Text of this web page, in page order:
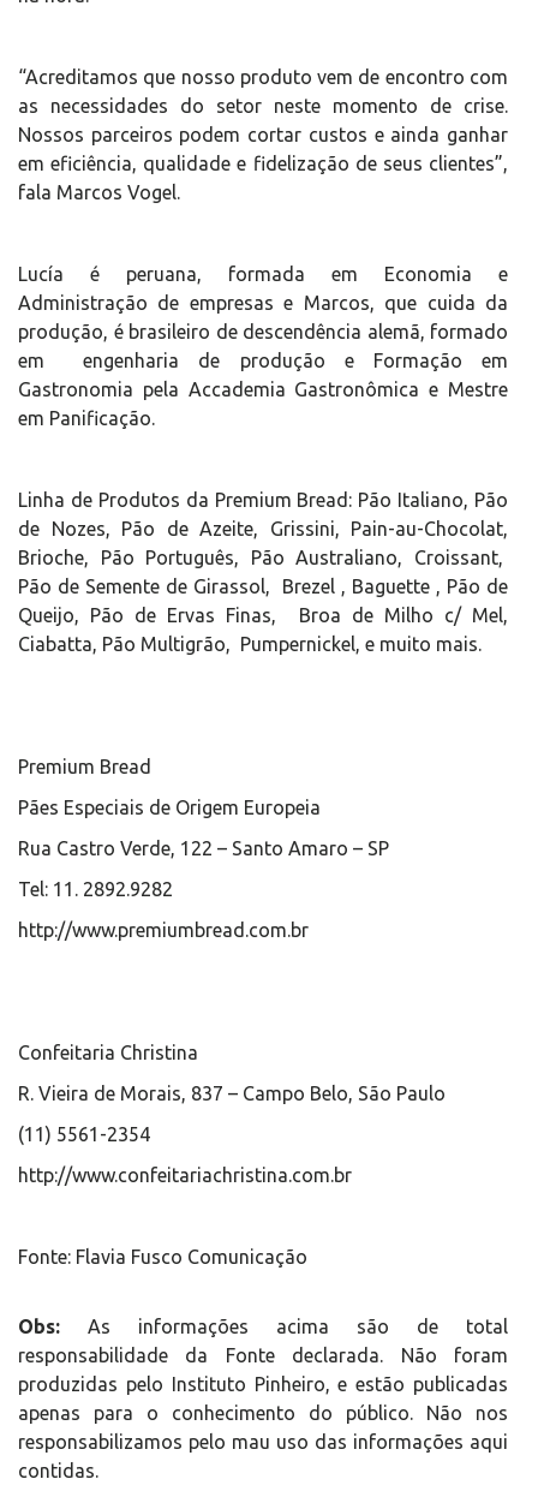
“Acreditamos que nosso produto vem de encontro com
as necessidades do setor neste momento de crise.
Nossos parceiros podem cortar custos e ainda ganhar
em eficiência, qualidade e fidelização de seus clientes”,
fala Marcos Vogel.
Lucía é peruana, formada em Economia e
Administração de empresas e Marcos, que cuida da
produção, é brasileiro de descendência alemã, formado
em engenharia de produção e Formação em
Gastronomia pela Accademia Gastronômica e Mestre
em Panificação.
Linha de Produtos da Premium Bread: Pão Italiano, Pão
de Nozes, Pão de Azeite, Grissini, Pain-au-Chocolat,
Brioche, Pão Português, Pão Australiano, Croissant,
Pão de Semente de Girassol, Brezel , Baguette , Pão de
Queijo, Pão de Ervas Finas, Broa de Milho c/ Mel,
Ciabatta, Pão Multigrão, Pumpernickel, e muito mais.
Premium Bread
Pães Especiais de Origem Europeia
Rua Castro Verde, 122 – Santo Amaro – SP
Tel: 11. 2892.9282
http://www.premiumbread.com.br
Confeitaria Christina
R. Vieira de Morais, 837 – Campo Belo, São Paulo
(11) 5561-2354
http://www.confeitariachristina.com.br
Fonte: Flavia Fusco Comunicação
Obs: As informações acima são de total
responsabilidade da Fonte declarada. Não foram
produzidas pelo Instituto Pinheiro, e estão publicadas
apenas para o conhecimento do público. Não nos
responsabilizamos pelo mau uso das informações aqui
contidas.